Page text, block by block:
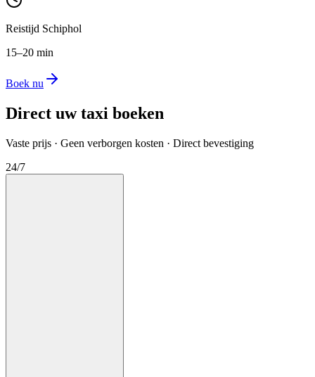
Reistijd Schiphol
15–20 min
Boek nu
Direct uw taxi boeken
Vaste prijs · Geen verborgen kosten · Direct bevestiging
24/7